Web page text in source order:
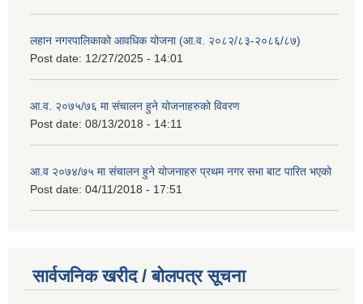
लहान नगरपालिकाको आवधिक योजना (आ.व. २०८२/८३-२०८६/८७)
Post date: 12/27/2025 - 14:01
आ.व. २०७५/७६ मा संचालन हुने योजनाहरुको विवरण
Post date: 08/13/2018 - 14:11
आ.व २०७४/७५ मा संचालन हुने योजनाहरु प्रथम नगर सभा बाट पारित भएको
Post date: 04/11/2018 - 17:51
सार्वजनिक खरीद / बोलपत्र सूचना